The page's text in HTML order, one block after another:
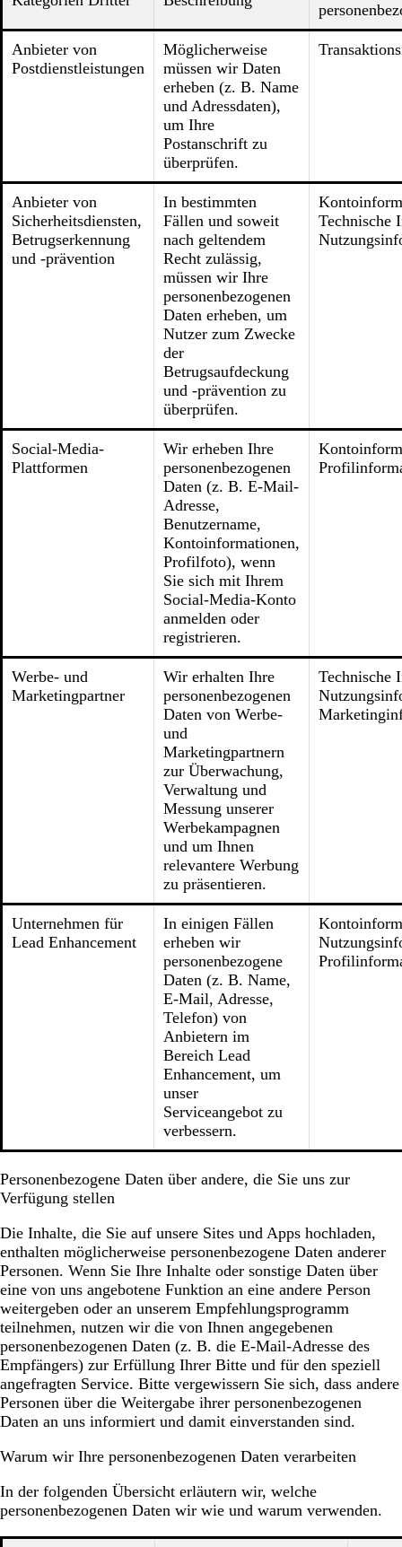
Anbieter von
Postdienstleistungen
Möglicherweise
müssen wir Daten
erheben (z. B. Name
und Adressdaten),
um Ihre
Postanschrift zu
überprüfen.
Anbieter von
Sicherheitsdiensten,
Betrugserkennung
und -prävention
In bestimmten
Fällen und soweit
nach geltendem
Recht zulässig,
müssen wir Ihre
personenbezogenen
Daten erheben, um
Nutzer zum Zwecke
der
Betrugsaufdeckung
und -prävention zu
überprüfen.
Technische
Social-Media-
Plattformen
Wir erheben Ihre
personenbezogenen
Daten (z. B. E-Mail-
Adresse,
Benutzername,
Kontoinformationen,
Profilfoto), wenn
Sie sich mit Ihrem
Social-Media-Konto
anmelden oder
registrieren.
Werbe- und
Marketingpartner
Wir erhalten Ihre
personenbezogenen
Daten von Werbe-
und
Marketingpartnern
zur Überwachung,
Verwaltung und
Messung unserer
Werbekampagnen
und um Ihnen
relevantere Werbung
zu präsentieren.
Technische
Unternehmen für
Lead Enhancement
In einigen Fällen
erheben wir
personenbezogene
Daten (z. B. Name,
E-Mail, Adresse,
Telefon) von
Anbietern im
Bereich Lead
Enhancement, um
unser
Serviceangebot zu
verbessern.
Personenbezogene Daten über andere, die Sie uns zur
Verfügung stellen
Die Inhalte, die Sie auf unsere Sites und Apps hochladen,
enthalten möglicherweise personenbezogene Daten anderer
Personen. Wenn Sie Ihre Inhalte oder sonstige Daten über
eine von uns angebotene Funktion an eine andere Person
weitergeben oder an unserem Empfehlungsprogramm
teilnehmen, nutzen wir die von Ihnen angegebenen
personenbezogenen Daten (z. B. die E-Mail-Adresse des
Empfängers) zur Erfüllung Ihrer Bitte und für den speziell
angefragten Service. Bitte vergewissern Sie sich, dass andere
Personen über die Weitergabe ihrer personenbezogenen
Daten an uns informiert und damit einverstanden sind.
Warum wir Ihre personenbezogenen Daten verarbeiten
In der folgenden Übersicht erläutern wir, welche
personenbezogenen Daten wir wie und warum verwenden.